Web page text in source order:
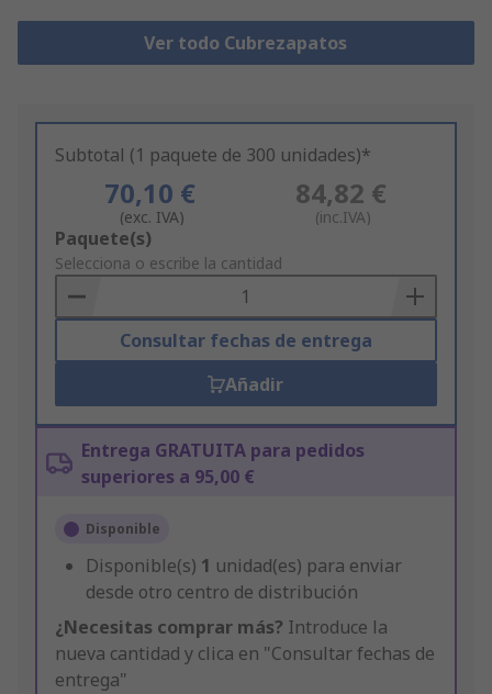
Ver todo Cubrezapatos
Subtotal (1 paquete de 300 unidades)*
70,10 €
(exc. IVA)
84,82 €
(inc.IVA)
Add
to
Basket
Paquete(s)
Selecciona o escribe la cantidad
Consultar fechas de entrega
Añadir
Entrega GRATUITA para pedidos
superiores a 95,00 €
Disponible
Disponible(s) 1 unidad(es) para enviar
desde otro centro de distribución
¿Necesitas comprar más? Introduce la
nueva cantidad y clica en "Consultar fechas de
entrega"